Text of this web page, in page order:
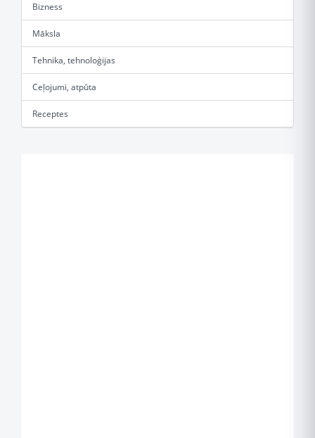
Bizness
Māksla
Tehnika, tehnoloģijas
Ceļojumi, atpūta
Receptes